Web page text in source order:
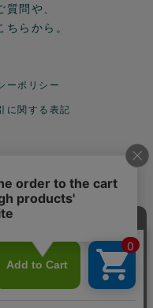
問や、
らから。
ーポリシー
に関する表記